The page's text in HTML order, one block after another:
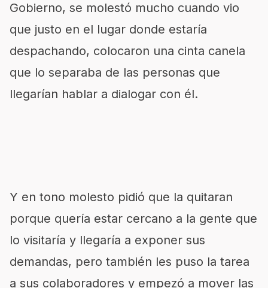
Gobierno, se molestó mucho cuando vio
que justo en el lugar donde estaría
despachando, colocaron una cinta canela
que lo separaba de las personas que
llegarían hablar a dialogar con él.
Y en tono molesto pidió que la quitaran
porque quería estar cercano a la gente que
lo visitaría y llegaría a exponer sus
demandas, pero también les puso la tarea
a sus colaboradores y empezó a mover las